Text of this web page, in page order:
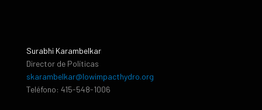
Surabhi Karambelkar
Director de Políticas
skarambelkar@lowimpacthydro.org
Teléfono: 415-548-1006